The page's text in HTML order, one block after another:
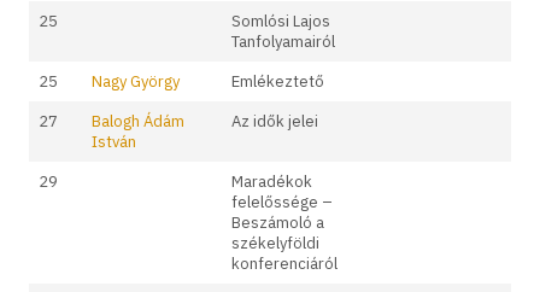
25
Somlósi Lajos
Tanfolyamairól
25
Nagy György
Emlékeztető
27
Balogh Ádám
István
Az idők jelei
29
Maradékok
felelőssége –
Beszámoló a
székelyföldi
konferenciáról